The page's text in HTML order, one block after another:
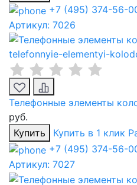
+7 (495) 374-56-
Артикул: 7026
telefonnyie-elementyi-
Телефонные элементы
руб.
Купить
Купить в 1 клик
+7 (495) 374-56-
Артикул: 7027